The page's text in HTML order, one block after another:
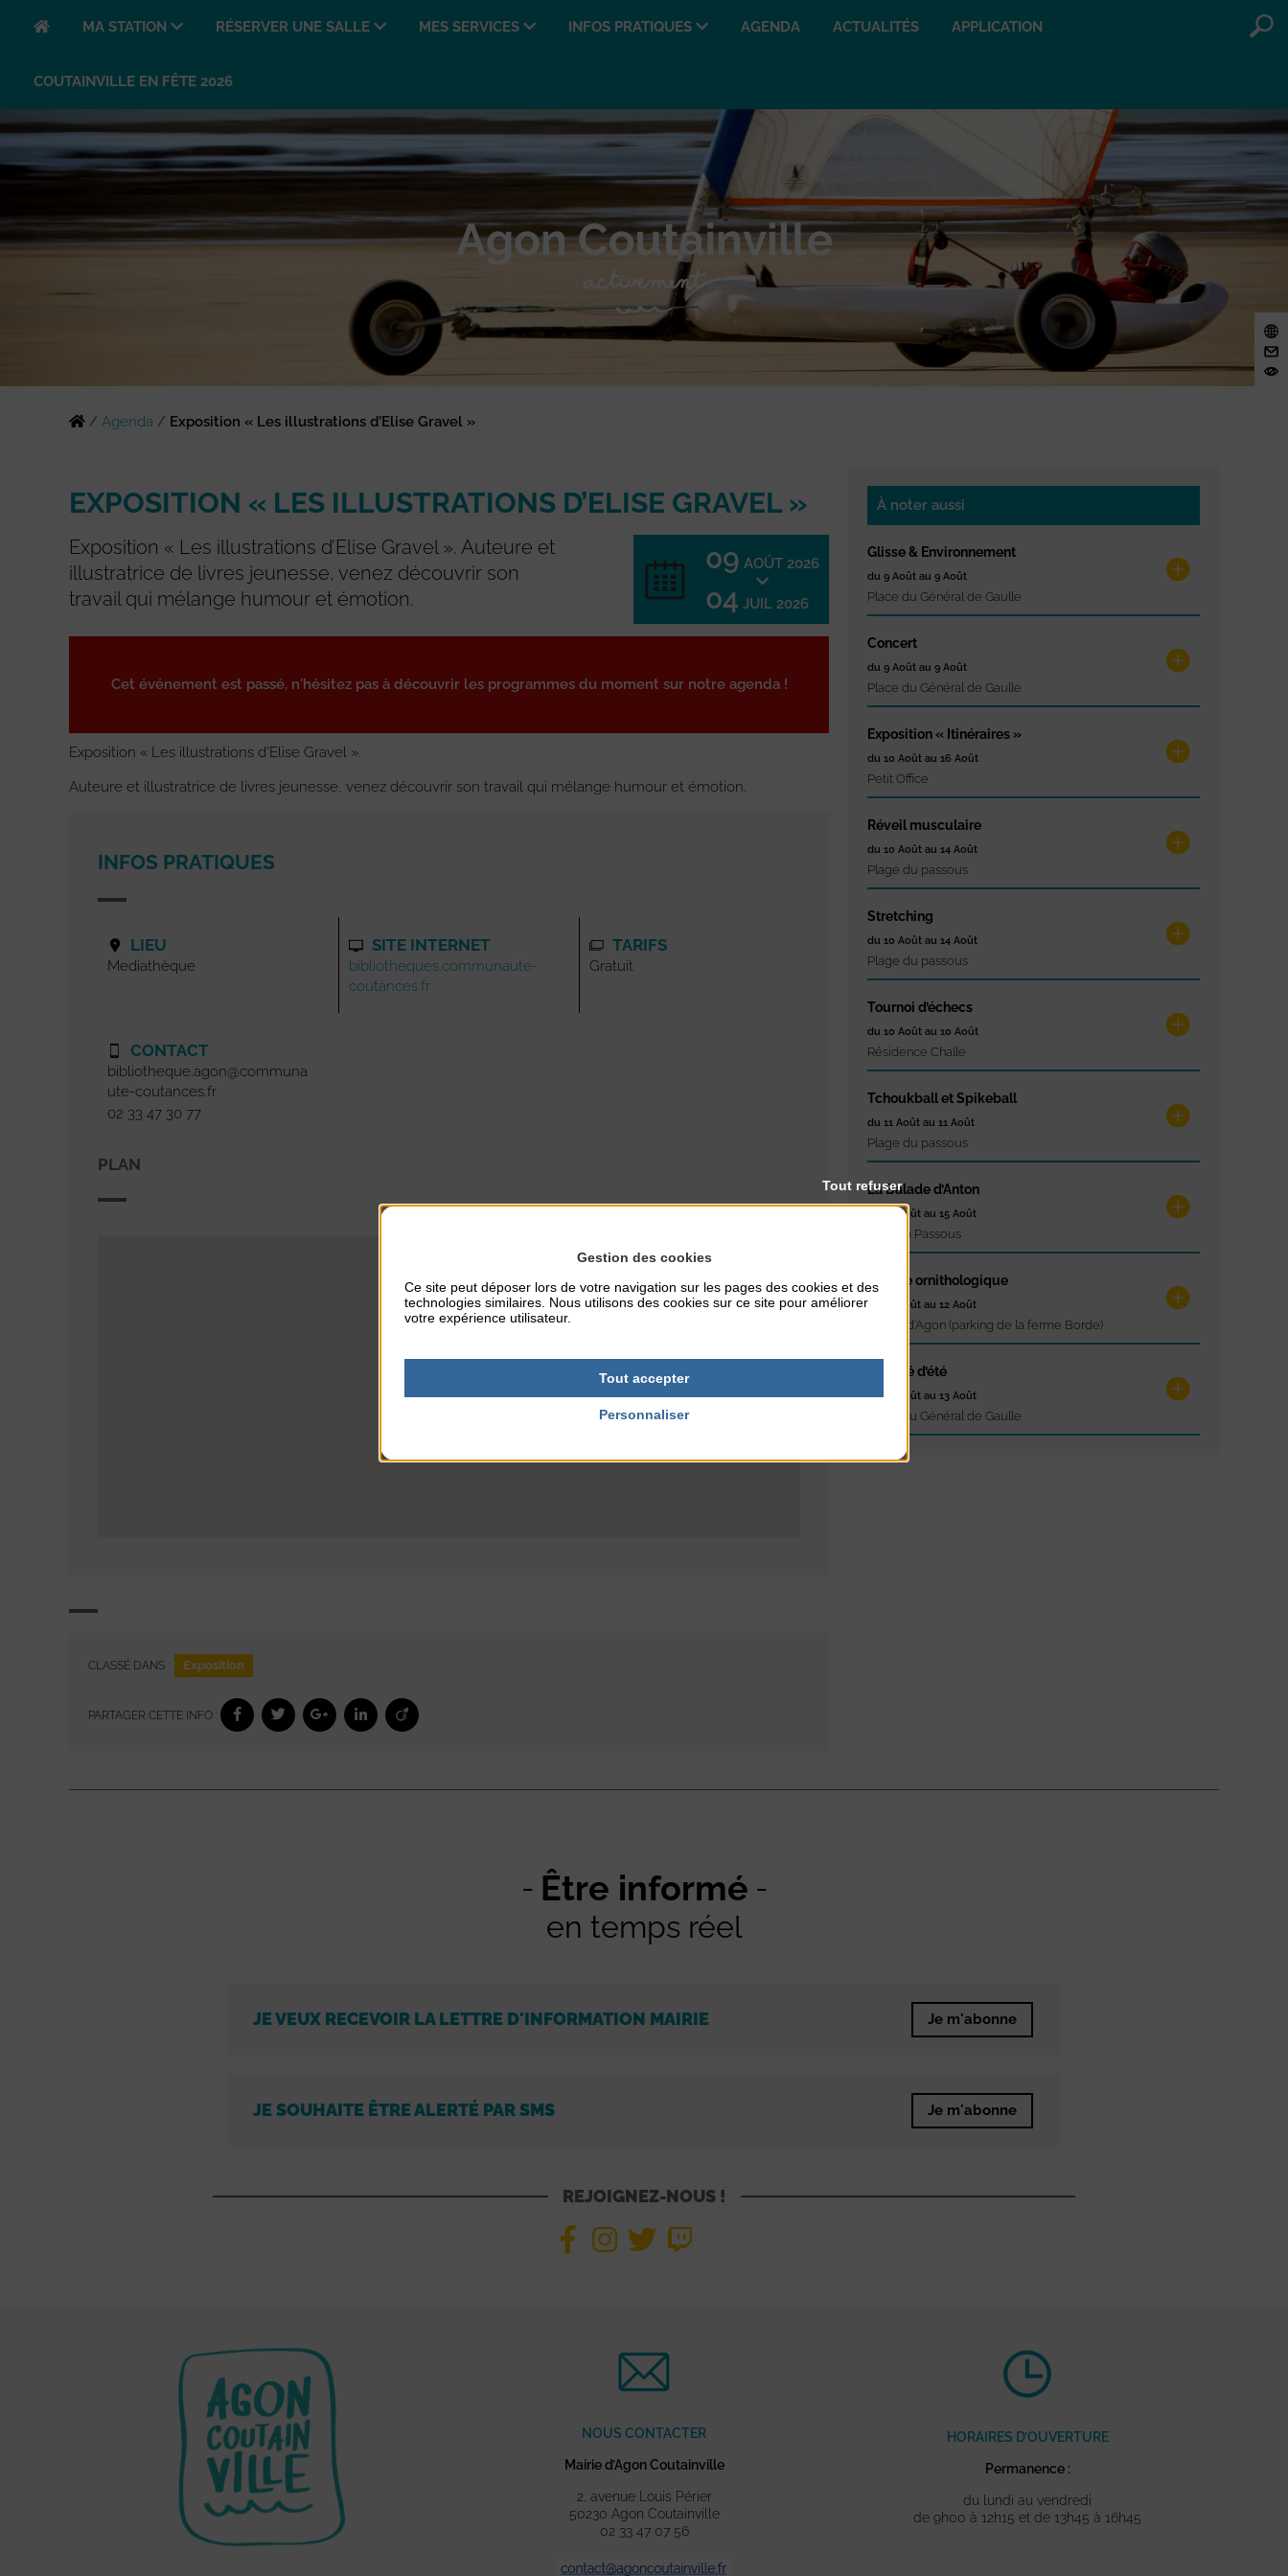
MA STATION RÉSERVER UNE SALLE MES SERVICES INFOS PRATIQUES AGENDA ACTUALITÉS APPLICATION
COUTAINVILLE EN FÊTE 2026
/ Agenda / Exposition « Les illustrations d’Elise Gravel »
EXPOSITION « LES ILLUSTRATIONS D’ELISE GRAVEL »
Exposition « Les illustrations d’Elise Gravel ». Auteure et
illustratrice de livres jeunesse, venez découvrir son
travail qui mélange humour et émotion.
09 AOÛT 2026
04 JUIL 2026
Cet événement est passé, n'hésitez pas à découvrir les programmes du moment sur notre agenda !
Exposition « Les illustrations d’Elise Gravel ».
Auteure et illustratrice de livres jeunesse, venez découvrir son travail qui mélange humour et émotion.
INFOS PRATIQUES
LIEU
Mediathèque
CONTACT
bibliotheque.agon@communa
ute-coutances.fr
02 33 47 30 77
SITE INTERNET
bibliotheques.communaute-
coutances.fr
TARIFS
Gratuit
PLAN
CLASSÉ DANS : Exposition
PARTAGER CETTE INFO :
À noter aussi
Glisse & Environnement
du 9 Août au 9 Août
Place du Général de Gaulle
Concert
du 9 Août au 9 Août
Place du Général de Gaulle
Exposition « Itinéraires »
du 10 Août au 16 Août
Petit Office
Réveil musculaire
du 10 Août au 14 Août
Plage du passous
Stretching
du 10 Août au 14 Août
Plage du passous
Tournoi d’échecs
du 10 Août au 10 Août
Résidence Challe
Tchoukball et Spikeball
du 11 Août au 11 Août
Plage du passous
La Balade d’Anton
du 12 Août au 15 Août
Cale du Passous
Balade ornithologique
du 12 Août au 12 Août
Pointe d'Agon (parking de la ferme Borde)
Marché d’été
du 13 Août au 13 Août
Place du Général de Gaulle
Être informé
en temps réel
JE VEUX RECEVOIR LA LETTRE D'INFORMATION MAIRIE Je m'abonne
JE SOUHAITE ÊTRE ALERTÉ PAR SMS Je m'abonne
REJOIGNEZ-NOUS !
NOUS CONTACTER
Mairie d’Agon Coutainville
2, avenue Louis Périer
50230 Agon Coutainville
02 33 47 07 56
HORAIRES D’OUVERTURE
Permanence :
du lundi au vendredi
de 9h00 à 12h15 et de 13h45 à 16h45
Gestion des cookies
Ce site peut déposer lors de votre navigation sur les pages des cookies et des
technologies similaires. Nous utilisons des cookies sur ce site pour améliorer
votre expérience utilisateur.
Tout accepter
Tout refuser
Personnaliser